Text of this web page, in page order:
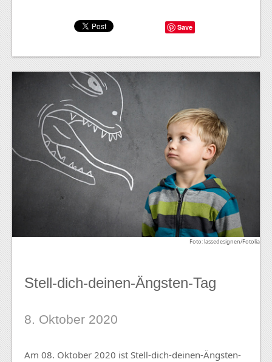
Save
Foto: lassedesignen/Fotolia
Stell-dich-deinen-Ängsten-Tag
8. Oktober 2020
Am 08. Oktober 2020 ist Stell-dich-deinen-Ängsten-